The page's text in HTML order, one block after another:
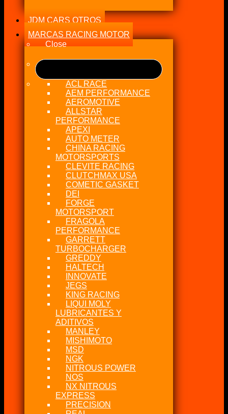
JDM CARS OTROS
MARCAS RACING MOTOR
Close
ACL RACE
AEM PERFORMANCE
AEROMOTIVE
ALLSTAR
PERFORMANCE
APEXI
AUTO METER
CHINA RACING
MOTORSPORTS
CLEVITE RACING
CLUTCHMAX USA
COMETIC GASKET
DEI
FORGE
MOTORSPORT
FRAGOLA
PERFORMANCE
GARRETT
TURBOCHARGER
GREDDY
HALTECH
INNOVATE
JEGS
KING RACING
LIQUI MOLY
LUBRICANTES Y
ADITIVOS
MANLEY
MISHIMOTO
MSD
NGK
NITROUS POWER
NOS
NX NITROUS
EXPRESS
PRECISION